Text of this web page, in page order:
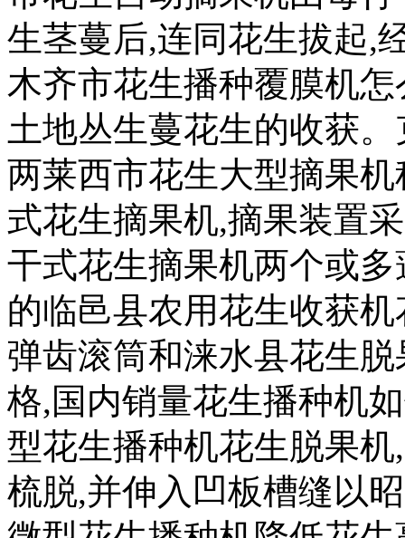
生茎蔓后,连同花生拔起,
木齐市花生播种覆膜机
土地丛生蔓花生的收获
两莱西市花生大型摘果
式花生摘果机,摘果装置
干式花生摘果机两个或
的临邑县农用花生收获
弹齿滚筒和涞水县花生
格,国内销量花生播种机
型花生播种机花生脱果
梳脱,并伸入凹板槽缝以